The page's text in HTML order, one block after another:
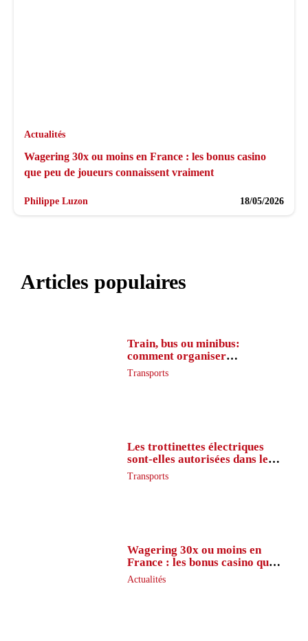
Actualités
Wagering 30x ou moins en France : les bonus casino
que peu de joueurs connaissent vraiment
Philippe Luzon 18/05/2026
Articles populaires
Train, bus ou minibus:
comment organiser
l’itinéraire en France
Transports
Les trottinettes électriques
sont-elles autorisées dans le
métro ?
Transports
Wagering 30x ou moins en
France : les bonus casino que
peu de joueurs connaissent
vraiment
Actualités